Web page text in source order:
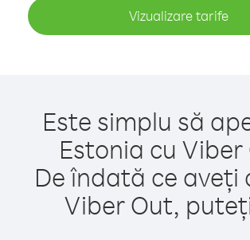
Vizualizare tarife
Este simplu să
Estonia cu Viber
De îndată ce aveți
Viber Out,